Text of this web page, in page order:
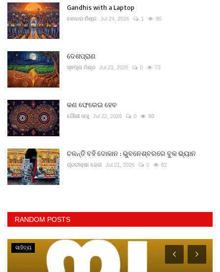
Gandhis with a Laptop
କେଦାର ମିଶ୍ର Jul 24, 2026 1 90
ଦେଶପ୍ରାଣ
ସ୍ଵପ୍ନା ମିଶ୍ର Jul 23, 2026 0 73
କଣ ଫେରେଇ ହେବ
ଗୌରୀ ସାହୁ Jul 22, 2026 0 80
ଚଳନ୍ତି ବହି ଦୋକାନ : ଭୁବନେଶ୍ବରରେ ବୁକ ଭ୍ୟାନ
ପ୍ରତୀକ୍ଷା ଜେନା Jul 21, 2026 0 82
RANDOM POSTS
ସାହିତ୍ୟ